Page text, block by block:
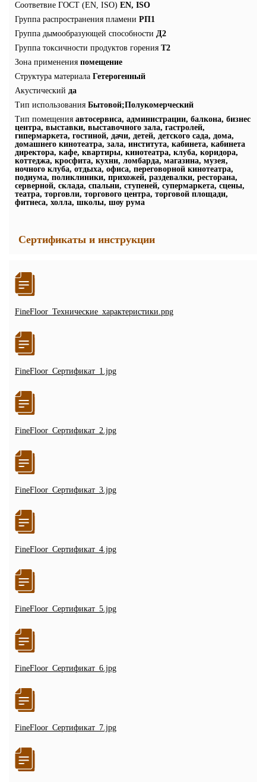
Соответвие ГОСТ (EN, ISO) EN, ISO
Группа распространения пламени РП1
Группа дымообразующей способности Д2
Группа токсичности продуктов горения Т2
Зона применения помещение
Структура материала Гетерогенный
Акустический да
Тип использования Бытовой;Полукомерческий
Тип помещения автосервиса, администрации, балкона, бизнес
центра, выставки, выставочного зала, гастролей,
гипермаркета, гостиной, дачи, детей, детского сада, дома,
домашнего кинотеатра, зала, института, кабинета, кабинета
директора, кафе, квартиры, кинотеатра, клуба, коридора,
коттеджа, кросфита, кухни, ломбарда, магазина, музея,
ночного клуба, отдыха, офиса, переговорной кинотеатра,
подиума, поликлиники, прихожей, раздевалки, ресторана,
серверной, склада, спальни, ступеней, супермаркета, сцены,
театра, торговли, торгового центра, торговой площади,
фитнеса, холла, школы, шоу рума
Сертификаты и инструкции
FineFloor_Технические_характеристики.png
FineFloor_Сертификат_1.jpg
FineFloor_Сертификат_2.jpg
FineFloor_Сертификат_3.jpg
FineFloor_Сертификат_4.jpg
FineFloor_Сертификат_5.jpg
FineFloor_Сертификат_6.jpg
FineFloor_Сертификат_7.jpg